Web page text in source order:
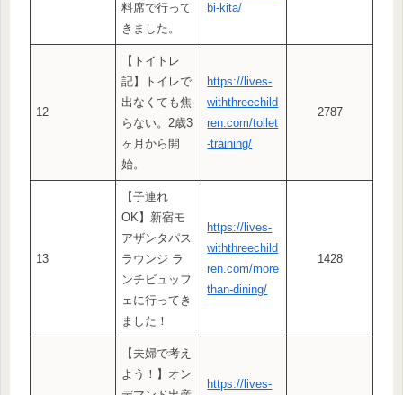
料席で行って
きました。
bi-kita/
12
【トイトレ
記】トイレで
出なくても焦
らない。2歳3
ヶ月から開
始。
https://lives-
withthreechild
ren.com/toilet
-training/
2787
13
【子連れ
OK】新宿モ
アザンタパス
ラウンジ ラ
ンチビュッフ
ェに行ってき
ました！
https://lives-
withthreechild
ren.com/more
than-dining/
1428
【夫婦で考え
よう！】オン
https://lives-